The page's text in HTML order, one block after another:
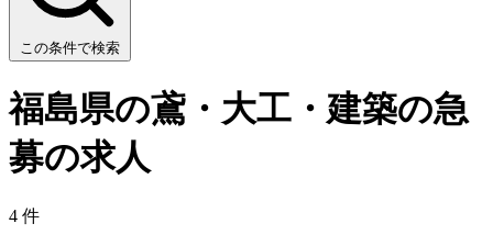
この条件で検索
福島県の鳶・大工・建築の急
募の求人
4 件